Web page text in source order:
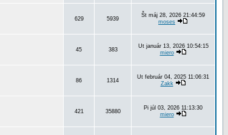
629 5939
Št máj 28, 2026 21:44:59
moses
45 383
Ut január 13, 2026 10:54:15
miero
86 1314
Ut február 04, 2025 11:06:31
Zakk
421 35880
Pi júl 03, 2026 11:13:30
miero